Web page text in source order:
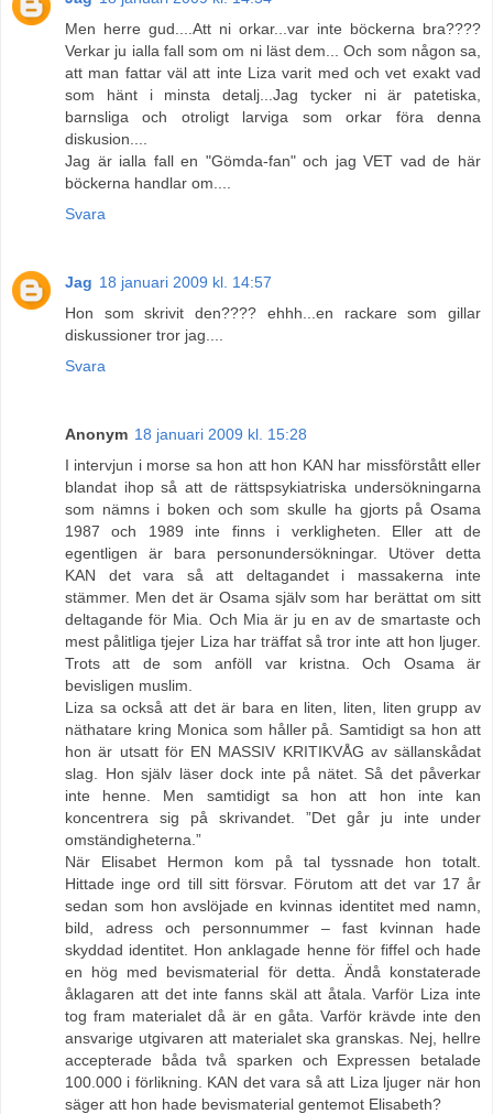
Men herre gud....Att ni orkar...var inte böckerna bra????
Verkar ju ialla fall som om ni läst dem... Och som någon sa,
att man fattar väl att inte Liza varit med och vet exakt vad
som hänt i minsta detalj...Jag tycker ni är patetiska,
barnsliga och otroligt larviga som orkar föra denna
diskusion....
Jag är ialla fall en "Gömda-fan" och jag VET vad de här
böckerna handlar om....
Svara
Jag 18 januari 2009 kl. 14:57
Hon som skrivit den???? ehhh...en rackare som gillar
diskussioner tror jag....
Svara
Anonym 18 januari 2009 kl. 15:28
I intervjun i morse sa hon att hon KAN har missförstått eller
blandat ihop så att de rättspsykiatriska undersökningarna
som nämns i boken och som skulle ha gjorts på Osama
1987 och 1989 inte finns i verkligheten. Eller att de
egentligen är bara personundersökningar. Utöver detta
KAN det vara så att deltagandet i massakerna inte
stämmer. Men det är Osama själv som har berättat om sitt
deltagande för Mia. Och Mia är ju en av de smartaste och
mest pålitliga tjejer Liza har träffat så tror inte att hon ljuger.
Trots att de som anföll var kristna. Och Osama är
bevisligen muslim.
Liza sa också att det är bara en liten, liten, liten grupp av
näthatare kring Monica som håller på. Samtidigt sa hon att
hon är utsatt för EN MASSIV KRITIKVÅG av sällanskådat
slag. Hon själv läser dock inte på nätet. Så det påverkar
inte henne. Men samtidigt sa hon att hon inte kan
koncentrera sig på skrivandet. ”Det går ju inte under
omständigheterna.”
När Elisabet Hermon kom på tal tyssnade hon totalt.
Hittade inge ord till sitt försvar. Förutom att det var 17 år
sedan som hon avslöjade en kvinnas identitet med namn,
bild, adress och personnummer – fast kvinnan hade
skyddad identitet. Hon anklagade henne för fiffel och hade
en hög med bevismaterial för detta. Ändå konstaterade
åklagaren att det inte fanns skäl att åtala. Varför Liza inte
tog fram materialet då är en gåta. Varför krävde inte den
ansvarige utgivaren att materialet ska granskas. Nej, hellre
accepterade båda två sparken och Expressen betalade
100.000 i förlikning. KAN det vara så att Liza ljuger när hon
säger att hon hade bevismaterial gentemot Elisabeth?